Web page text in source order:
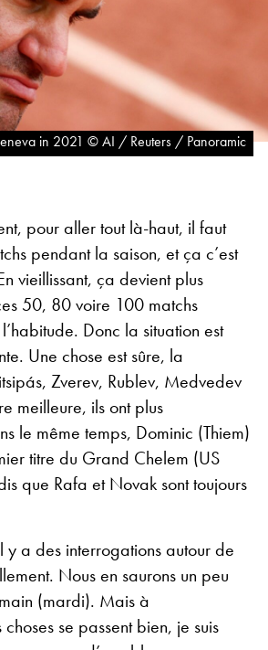
in 2021 © AI / Reuters / Panoramic
pour aller tout là-haut, il faut
pendant la saison, et ça c’est
vieillissant, ça devient plus
50, 80 voire 100 matchs
Donc la situation est
Une chose est sûre, la
Zverev, Rublev, Medvedev
meilleure, ils ont plus
le même temps, Dominic (Thiem)
titre du Grand Chelem (US
que Rafa et Novak sont toujours
y a des interrogations autour de
Nous en saurons un peu
(mardi). Mais à
choses se passent bien, je suis